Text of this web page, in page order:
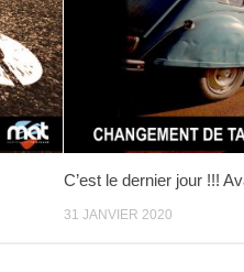
C’est le dernier jour !!!
31 JANVIER 2020